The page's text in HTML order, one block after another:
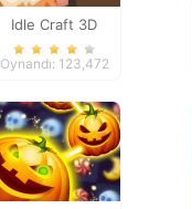
Idle Craft 3D
Oynandı: 123,472